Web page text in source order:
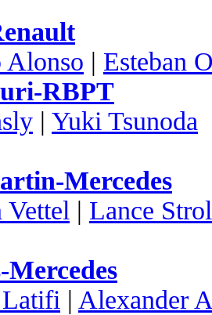
Alonso | Esteban
RBPT
| Yuki Tsunoda
Mercedes
Vettel | Lance
| Alexander